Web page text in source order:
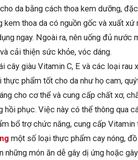
da bằng cách thoa kem dưỡng,
thoa da có nguồn gốc và xuất xứ
ngay. Ngoài ra, nên uống đủ nước
cải thiện sức khỏe, vóc dáng.
cây giàu Vitamin C, E và các loại rau
phẩm tốt cho da như họ cam,
cho cơ thể và cung cấp chất xơ,
hồi phục. Việc này có thể thông qua
bổ trợ chức năng, cung cấp Vitamin
một số loại thực phẩm cay nóng,
những món ăn dễ gây dị ứng hoặc